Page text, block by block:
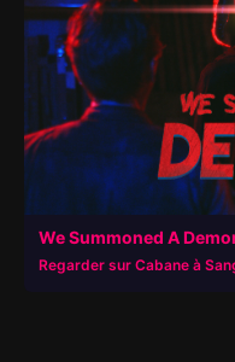
We Summoned A
Regarder sur Cabane à